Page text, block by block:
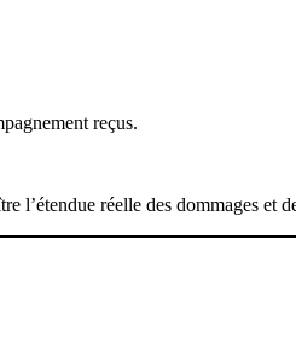
reçus.
réelle des dommages et